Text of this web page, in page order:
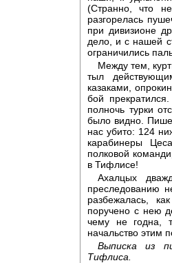
(Странно, что
разгорелась
при дивизионе
дело, и с нашей
ограничились
Между тем,
тыл
казаками,
бой
полночь турки
было видно.
нас убито: 124
карабинеры
полковой
в Тифлисе!
Ахалцых
преследованию
разбежалась,
поручено с нею
чему не годна,
начальство этим
Выписка из
Тифлиса.